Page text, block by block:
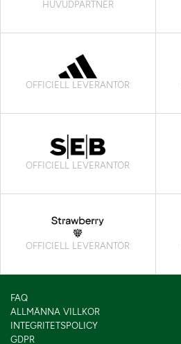
HUVUDPARTNER
OFFICIELL LEVERANTÖR
OFFICIELL LEVERANTÖR
OFFICIELL LEVERANTÖR
FAQ
ALLMÄNNA VILLKOR
INTEGRITETSPOLICY
GDPR